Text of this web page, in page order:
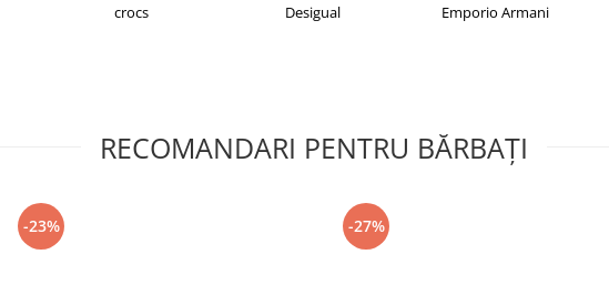
Desigual Emporio Armani
RECOMANDARI PENTRU BĂRBAŢI
-23% -27%